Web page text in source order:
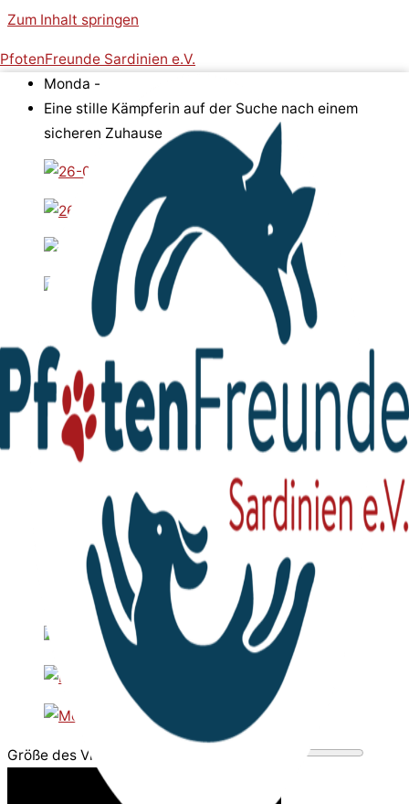
Zum Inhalt springen
PfotenFreunde Sardinien e.V.
Monda -
Eine stille Kämpferin auf der Suche nach einem
sicheren Zuhause
Größe des Videobereichs anpassen